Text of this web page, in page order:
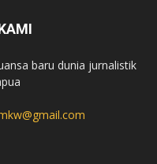
baru dunia jurnalistik